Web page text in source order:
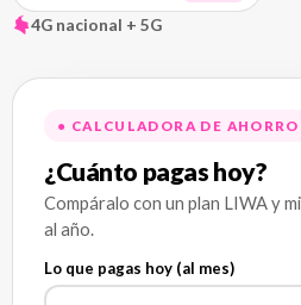
4G nacional + 5G
● CALCULADORA DE AHORRO
¿Cuánto pagas hoy?
Compáralo con un plan LIWA y
al año.
Lo que pagas hoy (al mes)